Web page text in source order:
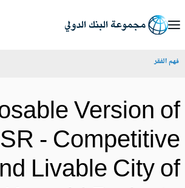
الفقر
Version
-
Livable City